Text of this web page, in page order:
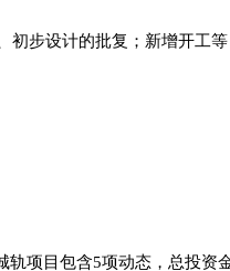
步设计的批复；新增开工等
项目包含5项动态，总投资